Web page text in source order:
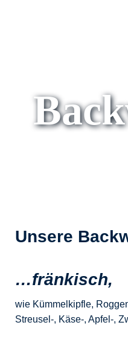
Unsere
…fränkisch,
wie Kümmelkipfle,
Streusel-, Käse-, Apfel-,